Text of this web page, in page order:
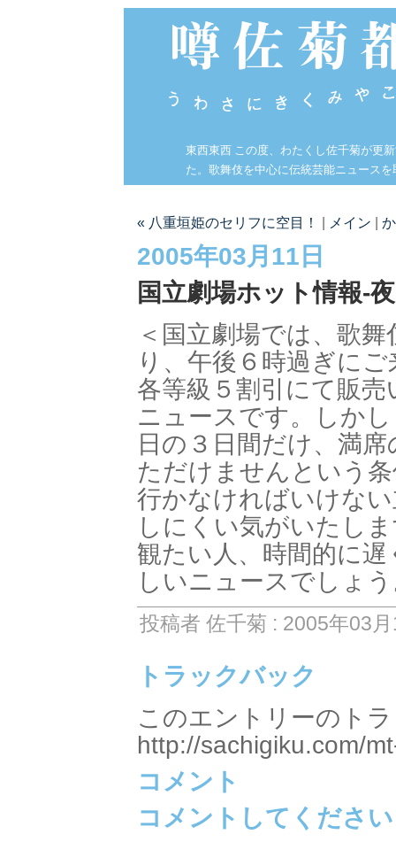
東西東西 この度、わたくし佐千菊が更
た。歌舞伎を中心に伝統芸能ニュース
« 八重垣姫のセリフに空目！ メイン
2005年03月11日
国立劇場ホット情報-
＜国立劇場では、歌
り、午後６時過ぎに
各等級５割引にて販
ニュースです。しか
日の３日間だけ、満
ただけませんという
行かなければいけな
しにくい気がいたし
観たい人、時間的に
しいニュースでしょ
投稿者 佐千菊 : 2005年03
トラックバック
このエントリーのト
http://sachigiku.com/
コメント
コメントしてください